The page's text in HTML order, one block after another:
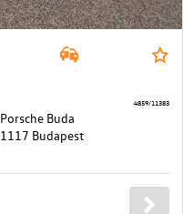
Porsche Buda
1117 Budapest
4859/11383